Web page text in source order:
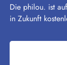
Die philou. ist
in Zukunft